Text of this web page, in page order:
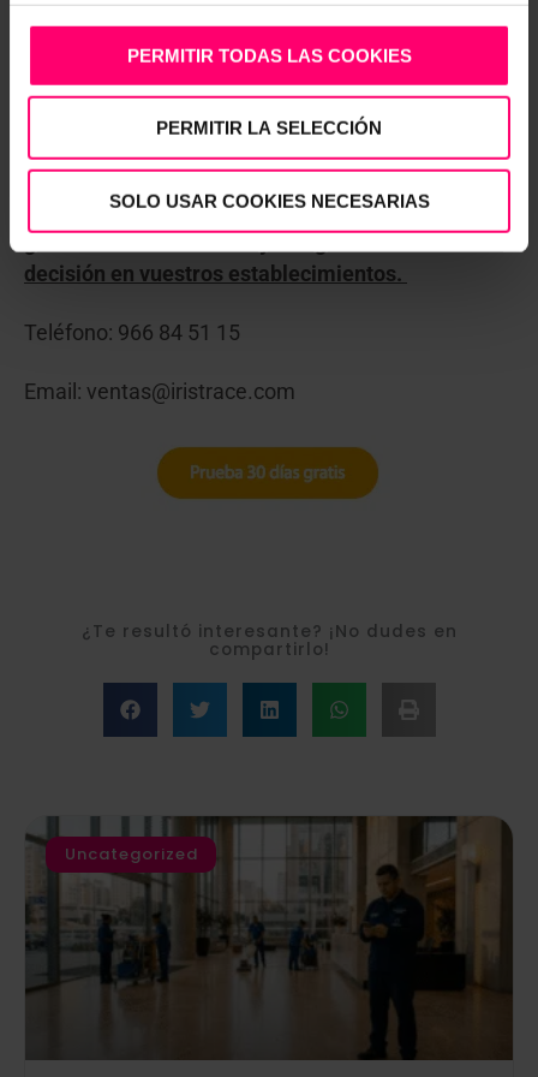
PERMITIR TODAS LAS COOKIES
PERMITIR LA SELECCIÓN
SOLO USAR COOKIES NECESARIAS
activará en tu cuenta para que la puedas utilizar. Y
si ya usas Iristrace y todavía no la tienes, consulta
con tu Success y te ayudará a crearla en tu cuenta.
¿A qué esperas a llamarnos?!
Esperamos que os sirva de mucho, y osayude a
ahorrar cientos de horas en la recogida de datos,
decisión en vuestros establecimientos.
Teléfono: 966 84 51 15
Email: ventas@iristrace.com
¿Te resultó interesante? ¡No dudes en
compartirlo!
Uncategorized